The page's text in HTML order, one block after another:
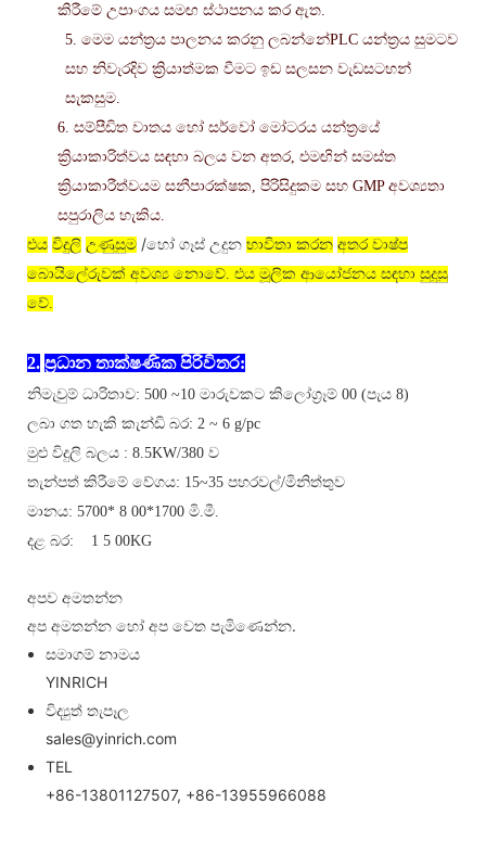
කිරීමේ උපාංගය සමඟ ස්ථාපනය කර ඇත.
5. මෙම යන්ත්‍රය පාලනය කරනු ලබන්නේPLC යන්ත්‍රය සුමටව
සහ නිවැරදිව ක්‍රියාත්මක වීමට ඉඩ සලසන වැඩසටහන්
සැකසුම.
6. සම්පීඩිත වාතය හෝ සර්වෝ මෝටරය යන්ත්‍රයේ
ක්‍රියාකාරිත්වය සඳහා බලය වන අතර, එමඟින් සමස්ත
ක්‍රියාකාරීත්වයම සනීපාරක්ෂක, පිරිසිදුකම සහ GMP අවශ්‍යතා
සපුරාලිය හැකිය.
එය විදුලි උණුසුම /හෝ ගෑස් උදුන භාවිතා කරන අතර වාෂ්ප
බොයිලේරුවක් අවශ්‍ය නොවේ. එය මූලික ආයෝජනය සඳහා සුදුසු
වේ.
2. ප්‍රධාන තාක්ෂණික පිරිවිතර:
නිමැවුම් ධාරිතාව: 500 ~10 මාරුවකට කිලෝග්‍රෑම් 00 (පැය 8)
ලබා ගත හැකි කැන්ඩි බර: 2 ~ 6 g/pc
මුළු විදුලි බලය : 8 .5KW/380 ව
තැන්පත් කිරීමේ වේගය: 1 5~35 පහරවල්/මිනිත්තුව
මානය: 5700* 8 00*1700 මි.මී.
දළ බර:
1 5 00KG
අපව අමතන්න
අප අමතන්න හෝ අප වෙත පැමිණෙන්න.
සමාගම් නාමය
YINRICH
විද්‍යුත් තැපෑල
sales@yinrich.com
TEL
+86-13801127507, +86-13955966088